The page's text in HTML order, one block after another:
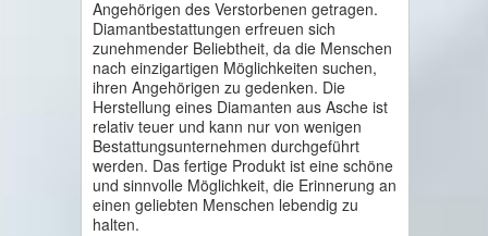
Angehörigen des Verstorbenen getragen.
Diamantbestattungen erfreuen sich
zunehmender Beliebtheit, da die Menschen
nach einzigartigen Möglichkeiten suchen,
ihren Angehörigen zu gedenken. Die
Herstellung eines Diamanten aus Asche ist
relativ teuer und kann nur von wenigen
Bestattungsunternehmen durchgeführt
werden. Das fertige Produkt ist eine schöne
und sinnvolle Möglichkeit, die Erinnerung an
einen geliebten Menschen lebendig zu
halten.